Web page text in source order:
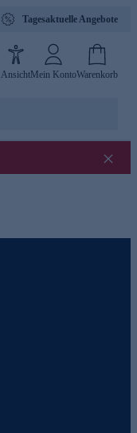
Tagesaktuelle Angebote
AnsichtMein KontoWarenkorb